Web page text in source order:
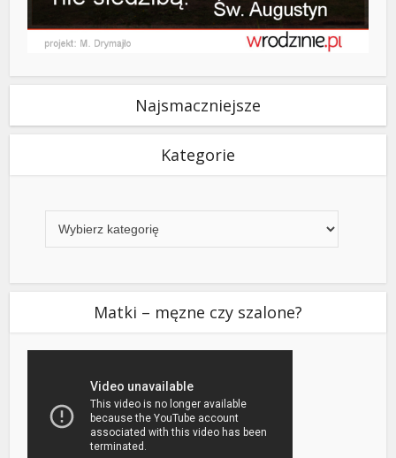
Najsmaczniejsze
Kategorie
Matki – męzne czy szalone?